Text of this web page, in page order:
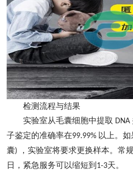
检测流程与结果
实验室从毛囊细胞中提取 DNA
子鉴定的准确率在99.99% 以上。
囊) ，实验室将要求更换样本。常
日，紧急服务可以缩短到 1-3天。